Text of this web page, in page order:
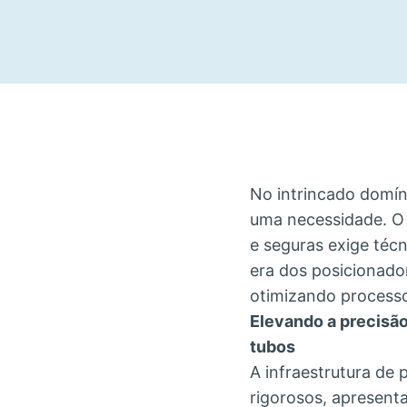
No intrincado
uma necessidade.
e seguras exige
era dos
otimizando
Elevando a
tubos
A infraestrutura de
rigorosos,